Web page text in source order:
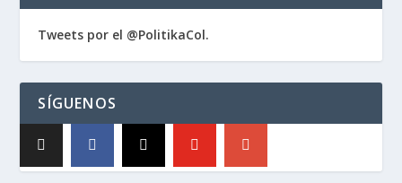
Tweets por el @PolitikaCol.
SÍGUENOS